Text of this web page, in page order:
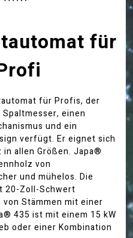
für
für Profis, der
einen
und ein
verfügt. Er eignet sich
allen Größen. Japa®
von
und mühelos. Die
20-Zoll-Schwert
Stämmen mit einer
435 ist mit einem 15 kW
oder einer Kombination